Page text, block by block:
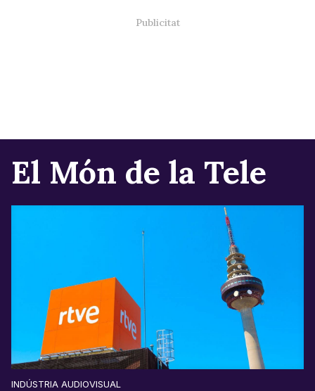
El Món de la Tele
INDÚSTRIA AUDIOVISUAL